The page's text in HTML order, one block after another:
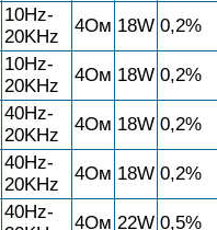
10Hz-
20KHz
4Ом 18W 0,2%
10Hz-
20KHz
4Ом 18W 0,2%
40Hz-
20KHz
4Ом 18W 0,2%
40Hz-
20KHz
4Ом 18W 0,2%
40Hz-
4Ом 22W 0,5%